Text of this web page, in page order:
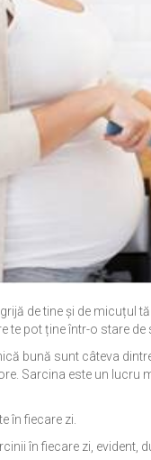
de tine și de micuțul
pot ține într-o stare de
bună sunt câteva
Sarcina este un lucru
în fiecare zi.
în fiecare zi, evident,